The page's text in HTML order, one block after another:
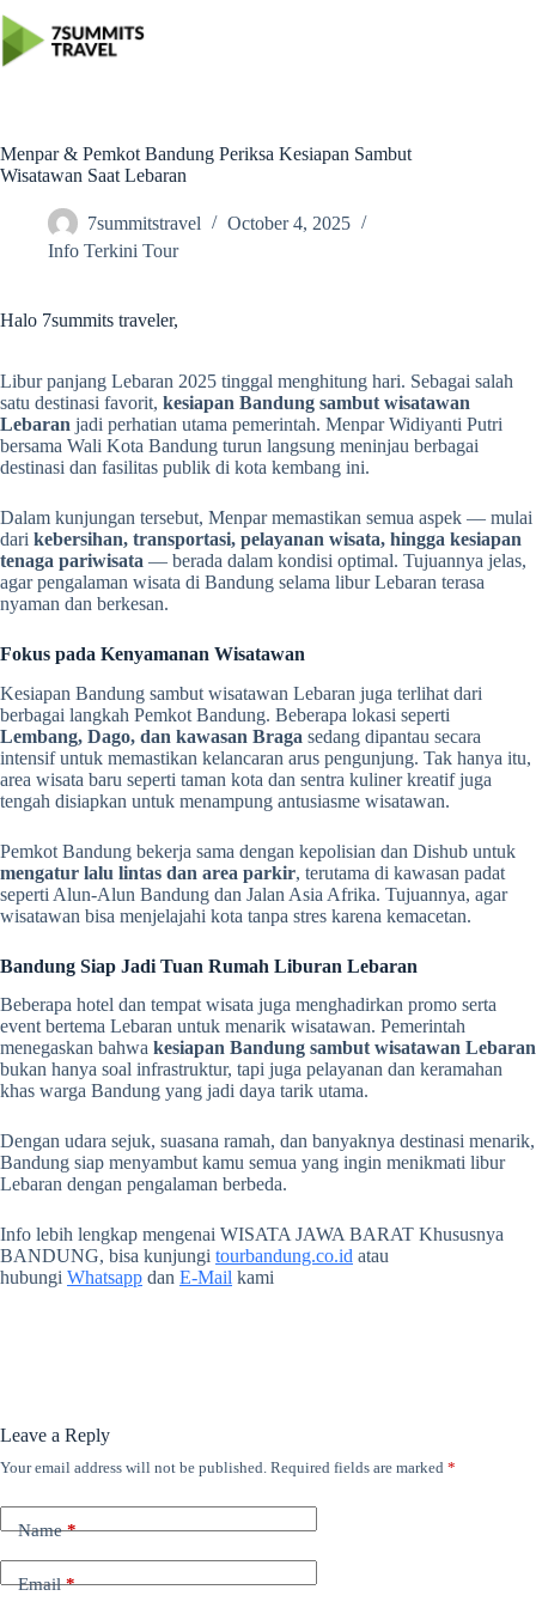
to
content
Menpar & Pemkot Bandung Periksa Kesiapan Sambut
Wisatawan Saat Lebaran
7summitstravel
October 4, 2025
Info Terkini Tour
Halo 7summits traveler,
Libur panjang Lebaran 2025 tinggal menghitung hari. Sebagai salah
satu destinasi favorit, kesiapan Bandung sambut wisatawan
Lebaran jadi perhatian utama pemerintah. Menpar Widiyanti Putri
bersama Wali Kota Bandung turun langsung meninjau berbagai
destinasi dan fasilitas publik di kota kembang ini.
Dalam kunjungan tersebut, Menpar memastikan semua aspek — mulai
dari kebersihan, transportasi, pelayanan wisata, hingga kesiapan
tenaga pariwisata — berada dalam kondisi optimal. Tujuannya jelas,
agar pengalaman wisata di Bandung selama libur Lebaran terasa
nyaman dan berkesan.
Fokus pada Kenyamanan Wisatawan
Kesiapan Bandung sambut wisatawan Lebaran juga terlihat dari
berbagai langkah Pemkot Bandung. Beberapa lokasi seperti
Lembang, Dago, dan kawasan Braga sedang dipantau secara
intensif untuk memastikan kelancaran arus pengunjung. Tak hanya itu,
area wisata baru seperti taman kota dan sentra kuliner kreatif juga
tengah disiapkan untuk menampung antusiasme wisatawan.
Pemkot Bandung bekerja sama dengan kepolisian dan Dishub untuk
mengatur lalu lintas dan area parkir, terutama di kawasan padat
seperti Alun-Alun Bandung dan Jalan Asia Afrika. Tujuannya, agar
wisatawan bisa menjelajahi kota tanpa stres karena kemacetan.
Bandung Siap Jadi Tuan Rumah Liburan Lebaran
Beberapa hotel dan tempat wisata juga menghadirkan promo serta
event bertema Lebaran untuk menarik wisatawan. Pemerintah
menegaskan bahwa kesiapan Bandung sambut wisatawan Lebaran
bukan hanya soal infrastruktur, tapi juga pelayanan dan keramahan
khas warga Bandung yang jadi daya tarik utama.
Dengan udara sejuk, suasana ramah, dan banyaknya destinasi menarik,
Bandung siap menyambut kamu semua yang ingin menikmati libur
Lebaran dengan pengalaman berbeda.
Info lebih lengkap mengenai WISATA JAWA BARAT Khususnya
BANDUNG, bisa kunjungi tourbandung.co.id atau
hubungi Whatsapp dan E-Mail kami
Leave a Reply
Your email address will not be published. Required fields are marked *
Name*
Email*